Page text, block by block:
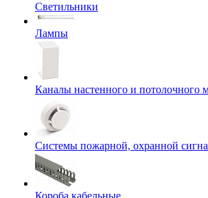
Светильники
Лампы
Каналы настенного и потолочного
Системы пожарной, охранной
Короба кабельные